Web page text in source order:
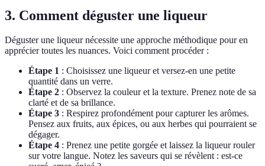
3. Comment déguster une liqueur
Déguster une liqueur nécessite une approche méthodique pour en
apprécier toutes les nuances. Voici comment procéder :
Étape 1 : Choisissez une liqueur et versez-en une petite
quantité dans un verre.
Étape 2 : Observez la couleur et la texture. Prenez note de sa
clarté et de sa brillance.
Étape 3 : Respirez profondément pour capturer les arômes.
Pensez aux fruits, aux épices, ou aux herbes qui pourraient se
dégager.
Étape 4 : Prenez une petite gorgée et laissez la liqueur rouler
sur votre langue. Notez les saveurs qui se révèlent : est-ce